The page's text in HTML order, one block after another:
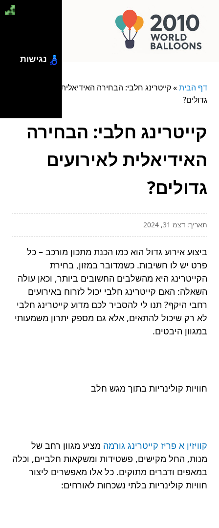
דף הבית»קייטרינג חלבי: הבחירה האידיאלית לאירועים
גדולים?
קייטרינג חלבי: הבחירה
האידיאלית לאירועים
גדולים?
תאריך: דצמ 31, 2024
ביצוע אירוע גדול הוא כמו הכנת מתכון מורכב – כל
פרט יש לו חשיבות. כשמדובר במזון, בחירת
הקייטרינג היא מהשלבים החשובים ביותר, וכאן עולה
השאלה: האם קייטרינג חלבי יכול לזרוח באירועים
רחבי היקף? תנו לי להסביר לכם מדוע קייטרינג חלבי
לא רק שיכול להתאים, אלא גם מספק יתרון משמעותי
במגוון היבטים.
חוויות קולינריות בתוך מגש חלב
קוויזין א פריז קייטרינג גורמה מציע מגוון רחב של
מנות, החל מקישים, פשטידות ומשקאות חלביים, וכלה
במאפים ודברים מתוקים. כל אלו מאפשרים ליצור
חוויות קולינריות בלתי נשכחות לאורחים:
נגישות